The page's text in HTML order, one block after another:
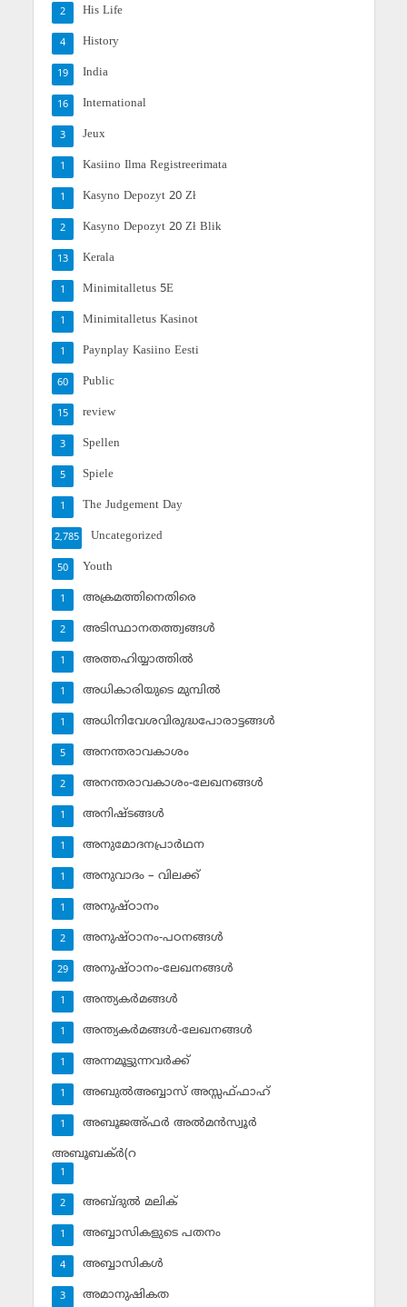
His Life
2
History
4
India
19
International
16
Jeux
3
Kasiino Ilma Registreerimata
1
Kasyno Depozyt 20 Zł
1
Kasyno Depozyt 20 Zł Blik
2
Kerala
13
Minimitalletus 5E
1
Minimitalletus Kasinot
1
Paynplay Kasiino Eesti
1
Public
60
review
15
Spellen
3
Spiele
5
The Judgement Day
1
Uncategorized
2,785
Youth
50
അക്രമത്തിനെതിരെ
1
അടിസ്ഥാനതത്ത്വങ്ങള്‍
2
അത്തഹിയ്യാത്തില്‍
1
അധികാരിയുടെ മുമ്പില്‍
1
അധിനിവേശവിരുദ്ധപോരാട്ടങ്ങള്‍
1
അനന്തരാവകാശം
5
അനന്തരാവകാശം-ലേഖനങ്ങള്‍
2
അനിഷ്ടങ്ങള്‍
1
അനുമോദനപ്രാര്‍ഥന
1
അനുവാദം – വിലക്ക്‌
1
അനുഷ്ഠാനം
1
അനുഷ്ഠാനം-പഠനങ്ങള്‍
2
അനുഷ്ഠാനം-ലേഖനങ്ങള്‍
29
അന്ത്യകര്‍മങ്ങള്‍
1
അന്ത്യകര്‍മങ്ങള്‍-ലേഖനങ്ങള്‍
1
അന്നമൂട്ടുന്നവര്‍ക്ക്
1
അബുല്‍അബ്ബാസ് അസ്സഫ്ഫാഹ്‌
1
അബൂജഅ്ഫര്‍ അല്‍മന്‍സ്വൂര്‍
1
അബൂബക്ര്‍(റ
1
അബ്ദുല്‍ മലിക്‌
2
അബ്ബാസികളുടെ പതനം
1
അബ്ബാസികള്‍
4
അമാനുഷികത
3